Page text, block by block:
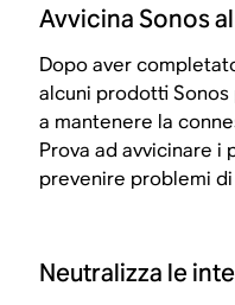
Avvicina Sonos
Dopo aver
alcuni prodotti
a mantenere la
Prova ad avvicinare
prevenire problemi
Neutralizza le